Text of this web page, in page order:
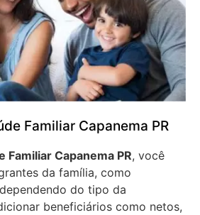
Familiar Capanema PR
Familiar Capanema PR, você
da família, como
do tipo da
beneficiários como netos,